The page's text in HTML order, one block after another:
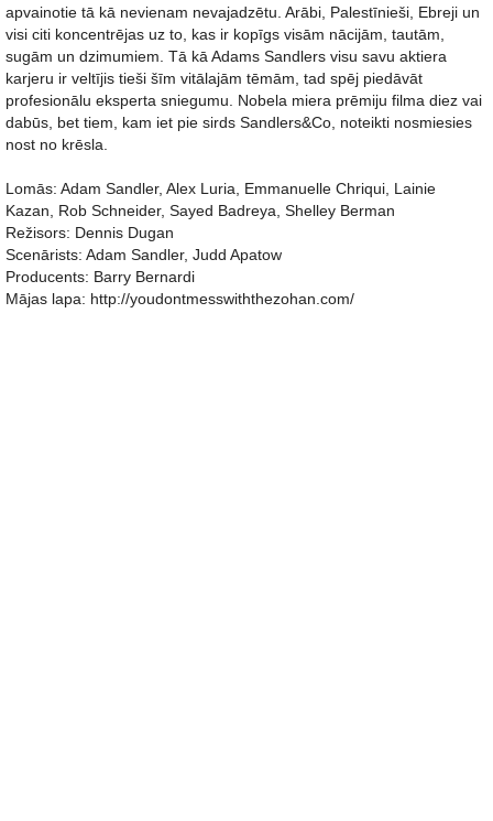
apvainotie tā kā nevienam nevajadzētu. Arābi, Palestīnieši, Ebreji un
visi citi koncentrējas uz to, kas ir kopīgs visām nācijām, tautām,
sugām un dzimumiem. Tā kā Adams Sandlers visu savu aktiera
karjeru ir veltījis tieši šīm vitālajām tēmām, tad spēj piedāvāt
profesionālu eksperta sniegumu. Nobela miera prēmiju filma diez vai
dabūs, bet tiem, kam iet pie sirds Sandlers&Co, noteikti nosmiesies
nost no krēsla.
Lomās: Adam Sandler, Alex Luria, Emmanuelle Chriqui, Lainie
Kazan, Rob Schneider, Sayed Badreya, Shelley Berman
Režisors: Dennis Dugan
Scenārists: Adam Sandler, Judd Apatow
Producents: Barry Bernardi
Mājas lapa: http://youdontmesswiththezohan.com/